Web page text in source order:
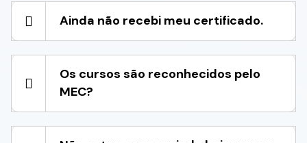
Ainda não recebi meu certificado.
Os cursos são reconhecidos pelo
MEC?